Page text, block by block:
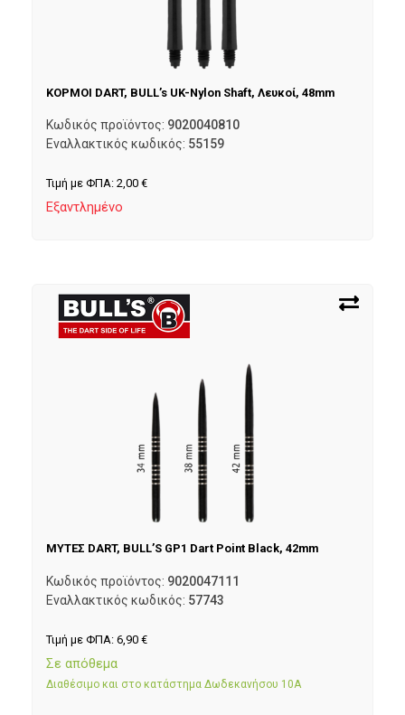
ΚΟΡΜΟΙ DART, BULL’s UK-Nylon Shaft, Λευκοί, 48mm
Κωδικός προϊόντος: 9020040810
Εναλλακτικός κωδικός: 55159
Τιμή με ΦΠΑ: 2,00 €
Εξαντλημένο
ΜΥΤΕΣ DART, BULL’S GP1 Dart Point Black, 42mm
Κωδικός προϊόντος: 9020047111
Εναλλακτικός κωδικός: 57743
Τιμή με ΦΠΑ: 6,90 €
Σε απόθεμα
Διαθέσιμο και στο κατάστημα Δωδεκανήσου 10Α